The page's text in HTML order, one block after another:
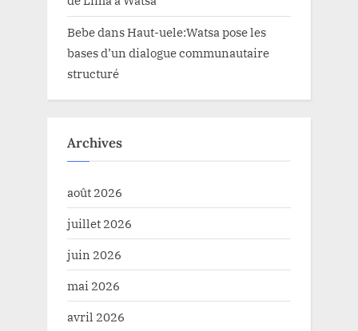
BebedansHaut-uele:Watsa pose les
bases d’un dialogue communautaire
structuré
Archives
août 2026
juillet 2026
juin 2026
mai 2026
avril 2026